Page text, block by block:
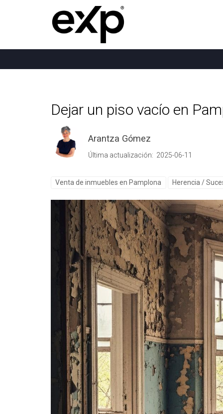
Dejar un piso vacío en
Arantza Gómez
Última actualización: 2025-06-11
Venta de inmuebles en Pamplona Herencia /